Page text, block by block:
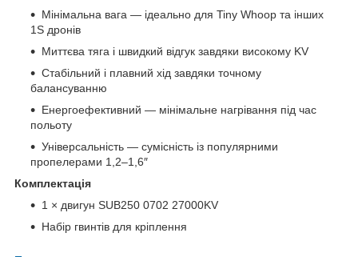
Мінімальна вага — ідеально для Tiny Whoop та інших
1S дронів
Миттєва тяга і швидкий відгук завдяки високому KV
Стабільний і плавний хід завдяки точному
балансуванню
Енергоефективний — мінімальне нагрівання під час
польоту
Універсальність — сумісність із популярними
пропелерами 1,2–1,6″
Комплектація
1 × двигун SUB250 0702 27000KV
Набір гвинтів для кріплення